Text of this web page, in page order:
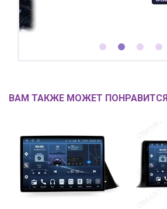
ВАМ ТАКЖЕ МОЖЕТ ПОНРАВИТСЯ